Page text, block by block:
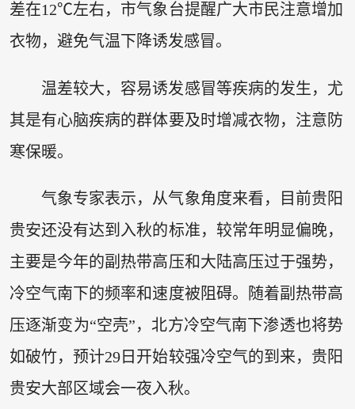
差在12℃左右，市气象台提醒广大市民注意增加
衣物，避免气温下降诱发感冒。
温差较大，容易诱发感冒等疾病的发生，尤
其是有心脑疾病的群体要及时增减衣物，注意防
寒保暖。
气象专家表示，从气象角度来看，目前贵阳
贵安还没有达到入秋的标准，较常年明显偏晚，
主要是今年的副热带高压和大陆高压过于强势，
冷空气南下的频率和速度被阻碍。随着副热带高
压逐渐变为“空壳”，北方冷空气南下渗透也将势
如破竹，预计29日开始较强冷空气的到来，贵阳
贵安大部区域会一夜入秋。